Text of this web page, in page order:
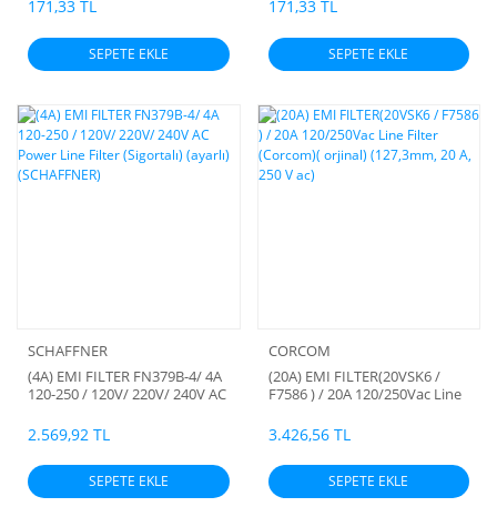
171,33 TL
SEPETE EKLE
171,33 TL
SEPETE EKLE
SCHAFFNER
(4A) EMI FILTER FN379B-4/ 4A
120-250 / 120V/ 220V/ 240V AC
(ayarlı) (SCHAFFNER)
2.569,92 TL
SEPETE EKLE
CORCOM
(20A) EMI FILTER(20VSK6 /
F7586 ) / 20A 120/250Vac Line
(127,3mm, 20 A, 250 V ac)
3.426,56 TL
SEPETE EKLE